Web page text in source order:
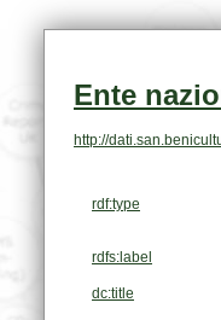
Ente
http://
rdf:type
rdfs:label
dc:title